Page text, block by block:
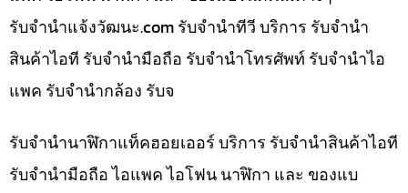
รับจํานําแจ้งวัฒนะ.com รับจำนำทีวี บริการ รับจำนำ
สินค้าไอที รับจำนำมือถือ รับจำนำโทรศัพท์ รับจำนำไอ
แพค รับจำนำกล้อง รับจ
รับจำนำนาฬิกาแท็คฮอยเออร์ บริการ รับจำนำสินค้าไอที
รับจำนำมือถือ ไอแพค ไอโฟน นาฬิกา และ ของแบ